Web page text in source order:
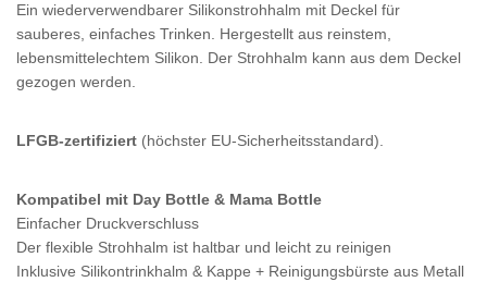
Ein wiederverwendbarer Silikonstrohhalm mit Deckel für
sauberes, einfaches Trinken. Hergestellt aus reinstem,
lebensmittelechtem Silikon. Der Strohhalm kann aus dem Deckel
gezogen werden.
LFGB-zertifiziert (höchster EU-Sicherheitsstandard).
Kompatibel mit Day Bottle & Mama Bottle
Einfacher Druckverschluss
Der flexible Strohhalm ist haltbar und leicht zu reinigen
Inklusive Silikontrinkhalm & Kappe + Reinigungsbürste aus Metall